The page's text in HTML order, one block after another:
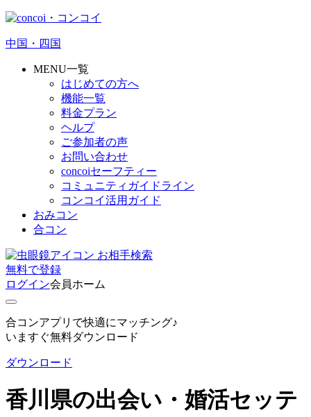
中国・四国
MENU一覧
はじめての方へ
機能一覧
料金プラン
ヘルプ
ご参加者の声
お問い合わせ
concoiセーフティー
コミュニティガイドライン
コンコイ活用ガイド
おみコン
合コン
お相手検索
無料で登録
ログイン会員ホーム
合コンアプリで快適にマッチング♪
いますぐ無料ダウンロード
ダウンロード
香川県の出会い・婚活セッテ